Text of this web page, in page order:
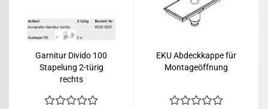
Garnitur Divido 100
Stapelung 2-türig
rechts
EKU Abdeckkappe für
Montageöffnung